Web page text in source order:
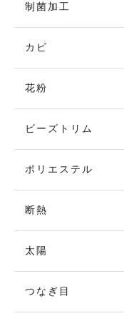
制菌加工
カビ
花粉
ビーズトリム
ポリエステル
断熱
太陽
つなぎ目